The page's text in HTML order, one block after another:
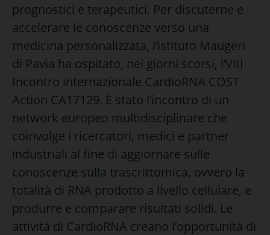
prognostici e terapeutici. Per discuterne e
accelerare le conoscenze verso una
medicina personalizzata, l’istituto Maugeri
di Pavia ha ospitato, nei giorni scorsi, l’VIII
Incontro internazionale CardioRNA COST
Action CA17129. È stato l’incontro di un
network europeo multidisciplinare che
coinvolge i ricercatori, medici e partner
industriali al fine di aggiornare sulle
conoscenze sulla trascrittomica, ovvero la
totalità di RNA prodotto a livello cellulare, e
produrre e comparare risultati solidi. Le
attività di CardioRNA creano l’opportunità di